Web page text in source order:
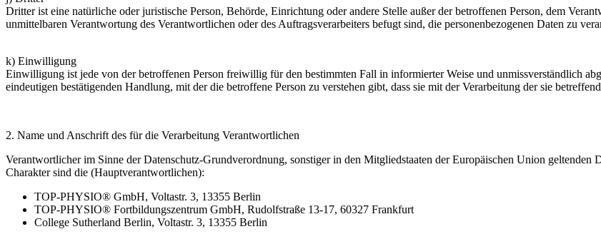
Dritter ist eine natürliche oder juristische Person, Behörde, Einrichtung oder andere Stelle außer der betroffenen Person, dem
unmittelbaren Verantwortung des Verantwortlichen oder des Auftragsverarbeiters befugt sind, die personenbezogenen Daten zu
k) Einwilligung
Einwilligung ist jede von der betroffenen Person freiwillig für den bestimmten Fall in informierter Weise und unmissverständlich
eindeutigen bestätigenden Handlung, mit der die betroffene Person zu verstehen gibt, dass sie mit der Verarbeitung der sie
2. Name und Anschrift des für die Verarbeitung Verantwortlichen
Verantwortlicher im Sinne der Datenschutz-Grundverordnung, sonstiger in den Mitgliedstaaten der Europäischen Union geltenden
Charakter sind die (Hauptverantwortlichen):
TOP-PHYSIO® GmbH, Voltastr. 3, 13355 Berlin
TOP-PHYSIO® Fortbildungszentrum GmbH, Rudolfstraße 13-17, 60327 Frankfurt
College Sutherland Berlin, Voltastr. 3, 13355 Berlin